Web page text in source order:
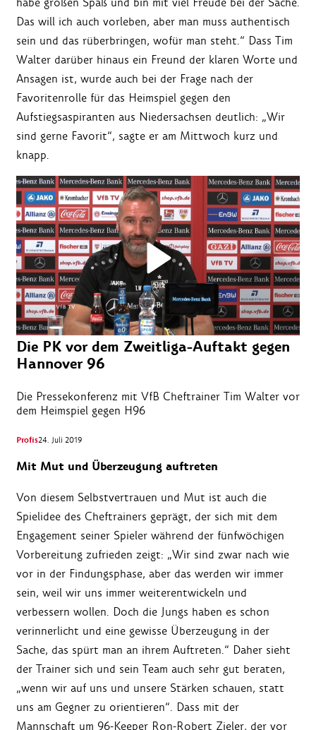
Das will ich auch vorleben, aber man muss authentisch
sein und das rüberbringen, wofür man steht.“ Dass Tim
Walter darüber hinaus ein Freund der klaren Worte und
Ansagen ist, wurde auch bei der Frage nach der
Favoritenrolle für das Heimspiel gegen den
Aufstiegsaspiranten aus Niedersachsen deutlich: „Wir
sind gerne Favorit“, sagte er am Mittwoch kurz und
knapp.
Die PK vor dem Zweitliga-Auftakt gegen
Hannover 96
Die Pressekonferenz mit VfB Cheftrainer Tim Walter vor
dem Heimspiel gegen H96
Profis24. Juli 2019
Mit Mut und Überzeugung auftreten
Von diesem Selbstvertrauen und Mut ist auch die
Spielidee des Cheftrainers geprägt, der sich mit dem
Engagement seiner Spieler während der fünfwöchigen
Vorbereitung zufrieden zeigt: „Wir sind zwar nach wie
vor in der Findungsphase, aber das werden wir immer
sein, weil wir uns immer weiterentwickeln und
verbessern wollen. Doch die Jungs haben es schon
verinnerlicht und eine gewisse Überzeugung in der
Sache, das spürt man an ihrem Auftreten.“ Daher sieht
der Trainer sich und sein Team auch sehr gut beraten,
„wenn wir auf uns und unsere Stärken schauen, statt
uns am Gegner zu orientieren“. Dass mit der
Mannschaft um 96-Keeper Ron-Robert Zieler, der vor